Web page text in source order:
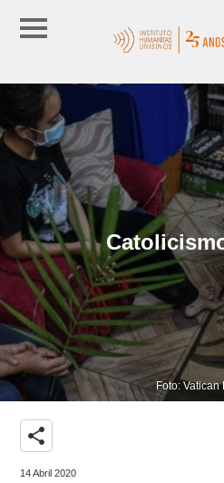
Foto: Vatican
share
14 Abril 2020